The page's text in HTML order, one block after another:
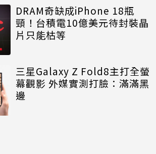
DRAM奇缺成iPhone 18瓶
頸！台積電10億美元待封裝晶
片只能枯等
三星Galaxy Z Fold8主打全螢
幕觀影 外媒實測打臉：滿滿黑
邊